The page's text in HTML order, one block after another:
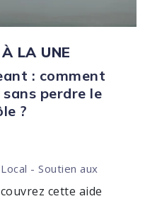
LA UNE
: comment
sans perdre le
?
- Soutien aux
cette aide